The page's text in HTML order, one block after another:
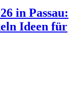
in Passau:
Ideen für